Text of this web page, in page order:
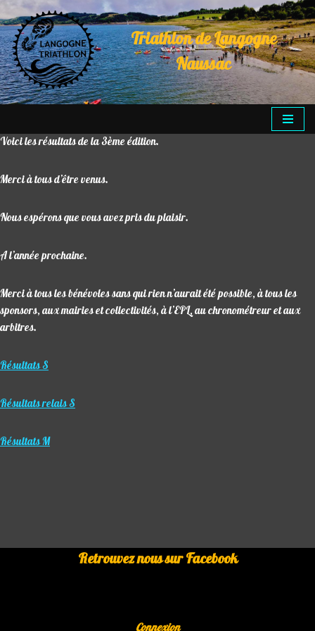
Aller
au
contenu
Triathlon de Langogne
Naussac
Voici les résultats de la 3ème édition.
Merci à tous d’être venus.
Nous espérons que vous avez pris du plaisir.
A l’année prochaine.
Merci à tous les bénévoles sans qui rien n’aurait été possible, à tous les
sponsors, aux mairies et collectivités, à l’EPL, au chronométreur et aux
arbitres.
Résultats S
Résultats relais S
Résultats M
Retrouvez nous sur Facebook
Connexion